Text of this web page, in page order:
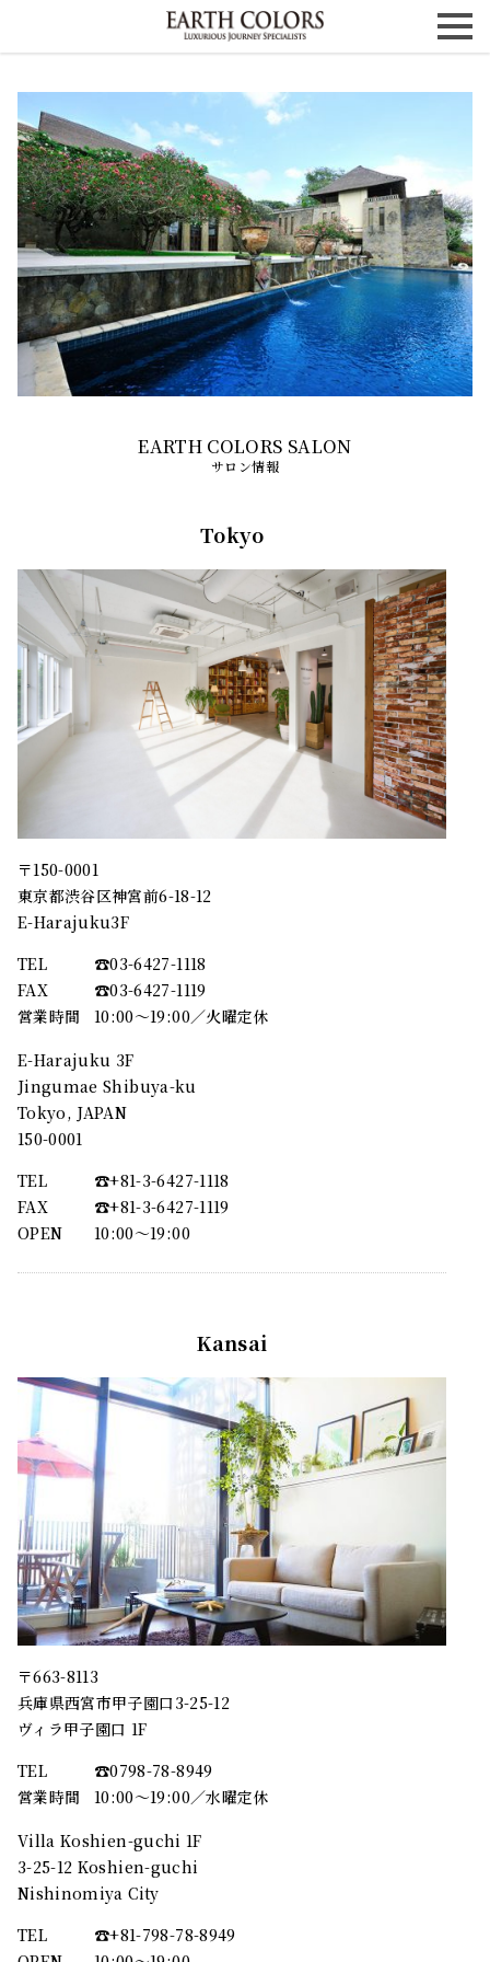
サロン情報
Tokyo
〒150-0001
東京都渋谷区神宮前6-18-12
E-Harajuku3F
TEL
☎︎03-6427-1118
FAX
☎︎03-6427-1119
営業時間
10:00～19:00／火曜定休
E-Harajuku 3F
Jingumae Shibuya-ku
Tokyo, JAPAN
150-0001
TEL
☎︎+81-3-6427-1118
FAX
☎︎+81-3-6427-1119
OPEN
10:00〜19:00
Kansai
〒663-8113
兵庫県西宮市甲子園口3-25-12
ヴィラ甲子園口 1F
TEL
☎︎0798-78-8949
営業時間
10:00～19:00／水曜定休
Villa Koshien-guchi 1F
3-25-12 Koshien-guchi
Nishinomiya City
TEL
☎︎+81-798-78-8949